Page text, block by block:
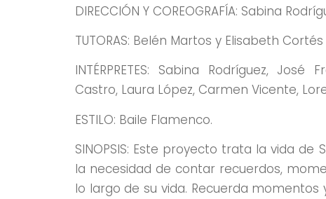
DIRECCIÓN Y COREOGRAFÍA: Sabina
TUTORAS: Belén Martos y Elisabeth Cortés
INTÉRPRETES: Sabina Rodríguez,
Castro, Laura López, Carmen Vicente,
ESTILO: Baile Flamenco.
SINOPSIS: Este proyecto trata la vida
la necesidad de contar recuerdos,
lo largo de su vida. Recuerda